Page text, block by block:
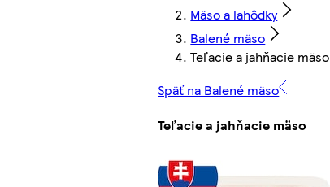
Mäso a lahôdky
Balené mäso
Teľacie a jahňacie mäso
Späť na Balené mäso
Teľacie a jahňacie mäso